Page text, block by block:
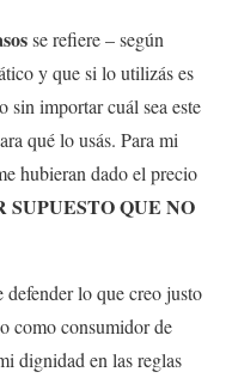
se refiere – según
y que si lo utilizás es
sin importar cuál sea este
qué lo usás. Para mi
hubieran dado el precio
SUPUESTO QUE NO
defender lo que creo justo
como consumidor de
dignidad en las reglas